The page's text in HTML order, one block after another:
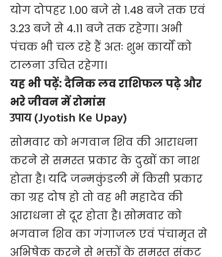
योग दोपहर 1.00 बजे से 1.48 बजे तक एवं
3.23 बजे से 4.11 बजे तक रहेगा। अभी
पंचक भी चल रहे हैं अतः शुभ कार्यों को
टालना उचित रहेगा।
यह भी पढ़ें:दैनिक लव राशिफल पढ़े और
भरे जीवन में रोमांस
उपाय (Jyotish Ke Upay)
सोमवार को भगवान शिव की आराधना
करने से समस्त प्रकार के दुखों का नाश
होता है। यदि जन्मकुंडली में किसी प्रकार
का ग्रह दोष हो तो वह भी महादेव की
आराधना से दूर होता है। सोमवार को
भगवान शिव का गंगाजल एवं पंचामृत से
अभिषेक करने से भक्तों के समस्त संकट